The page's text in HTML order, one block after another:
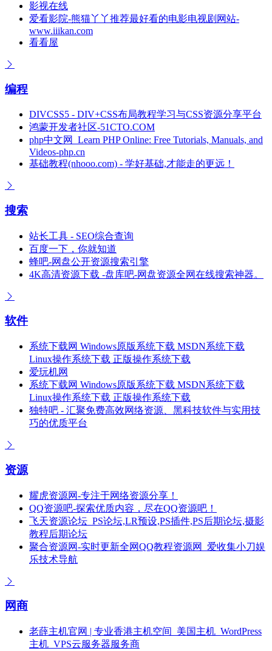
影视在线
爱看影院-熊猫丫丫推荐最好看的电影电视剧网站-
www.iiikan.com
看看屋
编程
DIVCSS5 - DIV+CSS布局教程学习与CSS资源分享平台
鸿蒙开发者社区-51CTO.COM
php中文网_Learn PHP Online: Free Tutorials, Manuals, and
Videos-php.cn
基础教程(nhooo.com) - 学好基础,才能走的更远！
搜索
站长工具 - SEO综合查询
百度一下，你就知道
蜂吧-网盘公开资源搜索引擎
4K高清资源下载 -盘库吧-网盘资源全网在线搜索神器。
软件
系统下载网 Windows原版系统下载 MSDN系统下载
Linux操作系统下载 正版操作系统下载
爱玩机网
系统下载网 Windows原版系统下载 MSDN系统下载
Linux操作系统下载 正版操作系统下载
独特吧 - 汇聚免费高效网络资源、黑科技软件与实用技
巧的优质平台
资源
耀虎资源网-专注于网络资源分享！
QQ资源吧-探索优质内容，尽在QQ资源吧！
飞天资源论坛_PS论坛,LR预设,PS插件,PS后期论坛,摄影
教程后期论坛
聚合资源网-实时更新全网QQ教程资源网_爱收集小刀娱
乐技术导航
网商
老薛主机官网 | 专业香港主机空间_美国主机_WordPress
主机_VPS云服务器服务商